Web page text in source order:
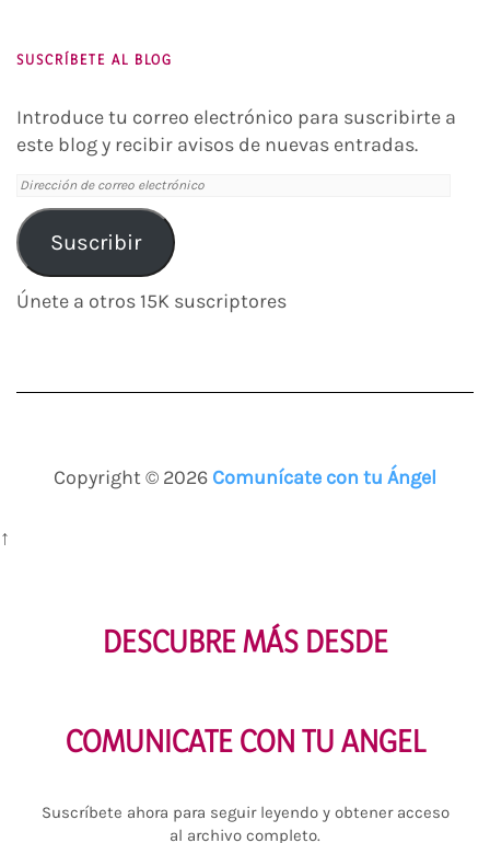
SUSCRÍBETE AL BLOG
Introduce tu correo electrónico para suscribirte a
este blog y recibir avisos de nuevas entradas.
Dirección
de
correo
electrónico
Suscribir
Únete a otros 15K suscriptores
Copyright © 2026 Comunícate con tu Ángel
↑
DESCUBRE MÁS DESDE
COMUNICATE CON TU ANGEL
Suscríbete ahora para seguir leyendo y obtener acceso
al archivo completo.